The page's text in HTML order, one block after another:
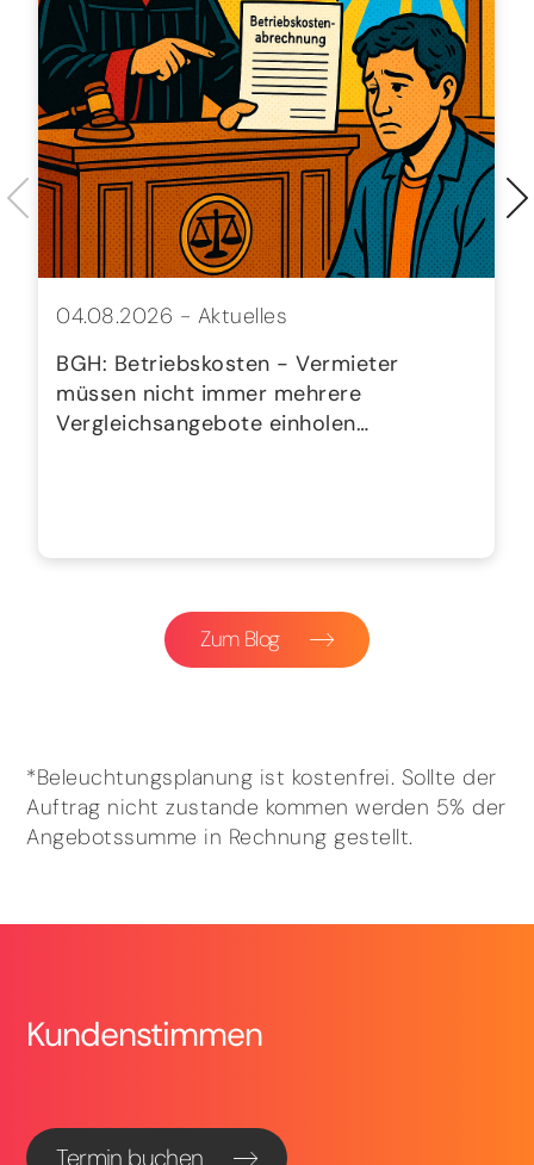
04.08.2026 - Aktuelles
BGH: Betriebskosten - Vermieter
müssen nicht immer mehrere
Vergleichsangebote einholen…
Zum Blog
*Beleuchtungsplanung ist kostenfrei. Sollte der
Auftrag nicht zustande kommen werden 5% der
Angebotssumme in Rechnung gestellt.
Kundenstimmen
Termin buchen